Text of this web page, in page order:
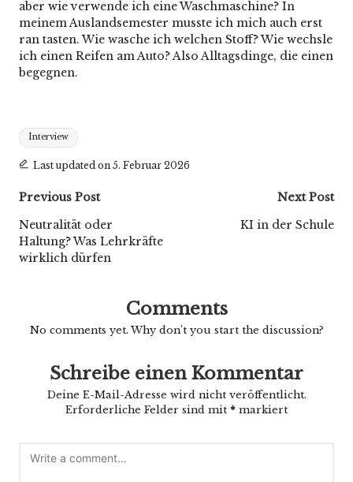
aber wie verwende ich eine Waschmaschine? In
meinem Auslandsemester musste ich mich auch erst
ran tasten. Wie wasche ich welchen Stoff? Wie wechsle
ich einen Reifen am Auto? Also Alltagsdinge, die einen
begegnen.
Tags:
Interview
Last updated on 5. Februar 2026
Post
navigation
Previous Post
Neutralität oder
Haltung? Was Lehrkräfte
wirklich dürfen
Next Post
KI in der Schule
Comments
No comments yet. Why don’t you start the discussion?
Schreibe einen Kommentar
Deine E-Mail-Adresse wird nicht veröffentlicht.
Erforderliche Felder sind mit * markiert